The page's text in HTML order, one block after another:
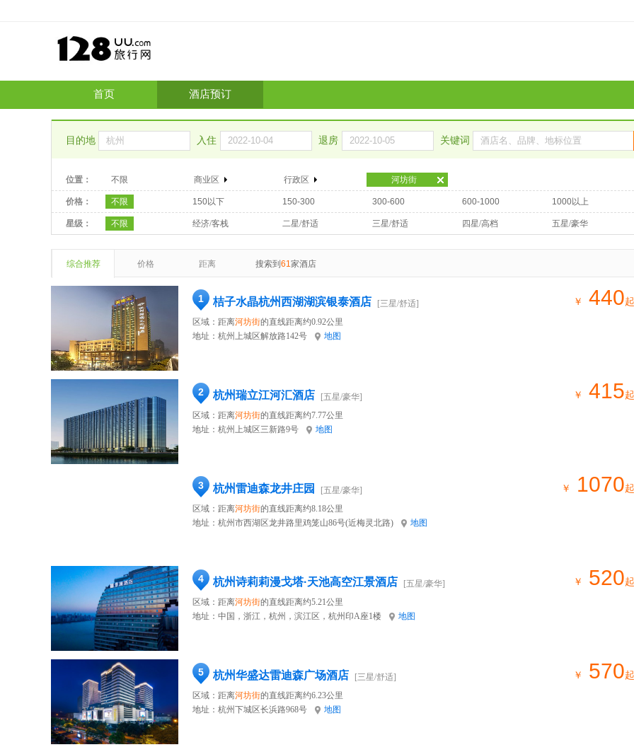
首页 酒店预订
目的地 入住 退房 关键词
位置： 不限 商业区 行政区 河坊街
价格： 不限 150以下 150-300 300-600 600-1000 1000以上
星级： 不限 经济/客栈 二星/舒适 三星/舒适 四星/高档 五星/豪华
综合推荐 价格 距离 搜索到 61家酒店
1 桔子水晶杭州西湖湖滨银泰酒店
[三星/舒适]
区域：距离河坊街的直线距离约0.92公里
地址： 杭州上城区解放路142号 地图
￥ 440起
2 杭州瑞立江河汇酒店
[五星/豪华]
区域：距离河坊街的直线距离约7.77公里
地址： 杭州上城区三新路9号 地图
￥ 415起
3 杭州雷迪森龙井庄园
[五星/豪华]
区域：距离河坊街的直线距离约8.18公里
地址： 杭州市西湖区龙井路里鸡笼山86号(近梅灵北路) 地图
￥ 1070起
4 杭州诗莉莉漫戈塔·天池高空江景酒店
[五星/豪华]
区域：距离河坊街的直线距离约5.21公里
地址： 中国，浙江，杭州，滨江区，杭州印A座1楼 地图
￥ 520起
5 杭州华盛达雷迪森广场酒店
[三星/舒适]
区域：距离河坊街的直线距离约6.23公里
地址： 杭州下城区长浜路968号 地图
￥ 570起